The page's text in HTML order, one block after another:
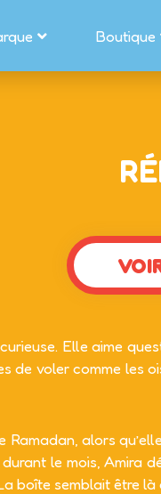
Boutique
Elle aime
de voler comme les
alors
le mois, Amira
boîte semblait être là